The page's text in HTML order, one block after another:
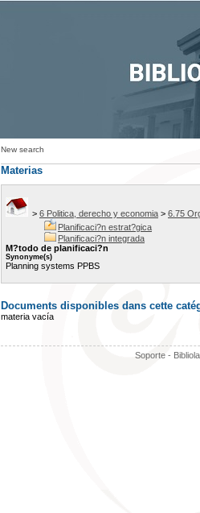
New search
Materias
> 6 Politica, derecho y economia > 6.75
Planificaci?n estrat?gica
Planificaci?n integrada
M?todo de planificaci?n
Synonyme(s)
Planning systems PPBS
Documents disponibles dans cette
materia vacía
Soporte -